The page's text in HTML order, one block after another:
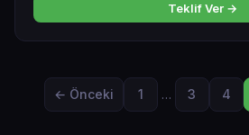
Teklif Ver →
← Önceki 1 … 3 4